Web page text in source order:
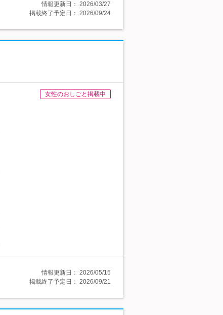
情報更新日： 2026/03/27
掲載終了予定日： 2026/09/24
女性のおしごと掲載中
情報更新日： 2026/05/15
掲載終了予定日： 2026/09/21